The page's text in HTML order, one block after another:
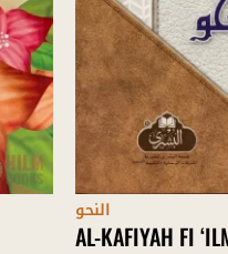
النحو
AL-KAFIYAH FI